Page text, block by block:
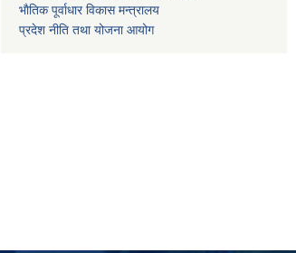
भाैतिक पूर्वाधार विकास मन्त्रालय
प्रदेश नीति तथा योजना आयोग